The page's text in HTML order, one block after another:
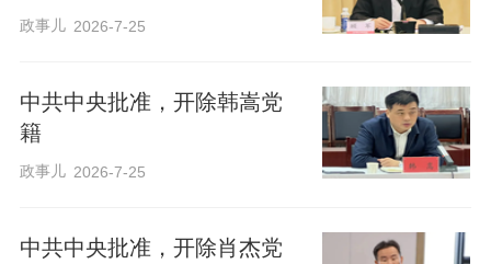
政事儿 2026-7-25
中共中央批准，开除韩嵩党
籍
政事儿 2026-7-25
中共中央批准，开除肖杰党